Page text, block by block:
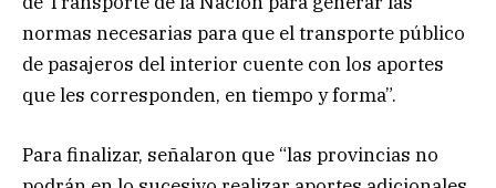
normas necesarias para que el transporte público
de pasajeros del interior cuente con los aportes
que les corresponden, en tiempo y forma”.
Para finalizar, señalaron que “las provincias no